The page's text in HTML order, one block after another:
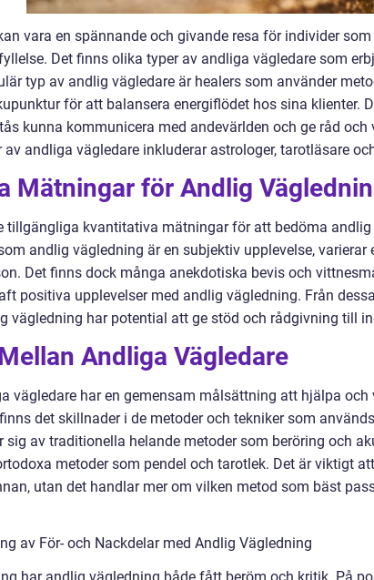
vara en spännande och givande resa för individer
Det finns olika typer av andliga vägledare som
typ av andlig vägledare är healers som använder
för att balansera energiflödet hos sina klienter.
kunna kommunicera med andevärlden och ge råd och
andliga vägledare inkluderar astrologer, tarotläsare
Mätningar för Andlig
tillgängliga kvantitativa mätningar för att bedöma
andlig vägledning är en subjektiv upplevelse, varierar
Det finns dock många anekdotiska bevis och
positiva upplevelser med andlig vägledning. Från
vägledning har potential att ge stöd och rådgivning till
Andliga Vägledare
vägledare har en gemensam målsättning att hjälpa och
det skillnader i de metoder och tekniker som
sig av traditionella helande metoder som beröring och
metoder som pendel och tarotlek. Det är viktigt
utan det handlar mer om vilken metod som bäst
av För- och Nackdelar med Andlig Vägledning